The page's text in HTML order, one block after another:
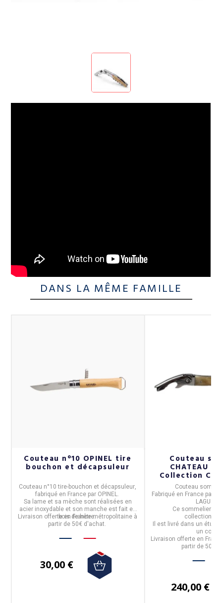
DANS LA MÊME FAMILLE
Couteau n°10 OPINEL tire
bouchon et décapsuleur
Couteau n°10 tire-bouchon et décapsuleur,
fabriqué en Francepar OPINEL.
Sa lame et sa mèchesont réalisées en
acier inoxydableet son mancheest fait en
bois de hêtre.
Livraison offerte en France métropolitaine à
partir de 50€ d'achat.
30,00 €
Couteau
CHATEAU
Collection
Couteau
Fabriqué en Francepar la
Ce sommelier
collection
Il est livré dans un étui
un
Livraison offerte en
partir de 50€
240,00 €